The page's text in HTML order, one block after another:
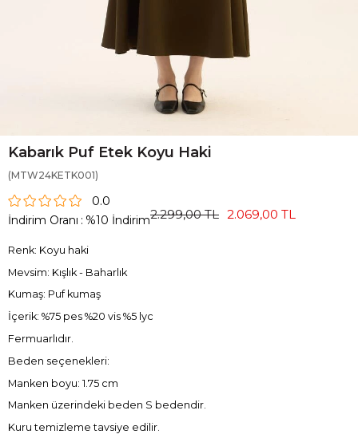
Kabarık Puf Etek Koyu Haki
(MTW24KETK001)
0.0
İndirim Oranı : %10 İndirim2.299,00 TL 2.069,00 TL
Renk: Koyu haki
Mevsim: Kışlık - Baharlık
Kumaş: Puf kumaş
İçerik: %75 pes %20 vis %5 lyc
Fermuarlıdır.
Beden seçenekleri:
Manken boyu: 1.75 cm
Manken üzerindeki beden S bedendir.
Kuru temizleme tavsiye edilir.